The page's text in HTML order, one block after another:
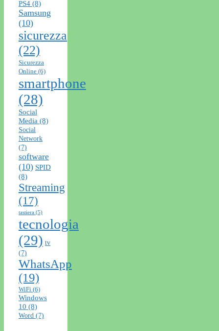
PS4 (8)
Samsung
(10)
sicurezza
(22)
Sicurezza
Online (6)
smartphone
(28)
Social
Media (8)
Social
Network
(7)
software
(10) SPID
(8)
Streaming
(17)
tastiera (5)
tecnologia
(29) tv
(7)
WhatsApp
(19)
WiFi (6)
Windows
10 (8)
Word (7)